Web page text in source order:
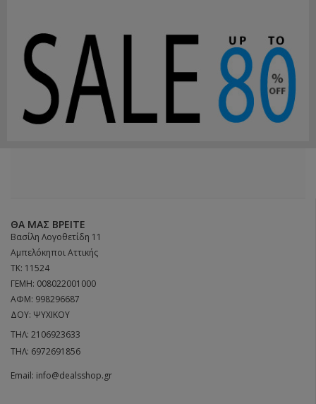
ΘΑ ΜΑΣ ΒΡΕΊΤΕ
Βασίλη Λογοθετίδη 11
Αμπελόκηποι Αττικής
ΤΚ: 11524
ΓΕΜΗ: 008022001000
ΑΦΜ: 998296687
ΔΟΥ: ΨΥΧΙΚΟΥ
ΤΗΛ: 2106923633
ΤΗΛ: 6972691856
Email: info@dealsshop.gr